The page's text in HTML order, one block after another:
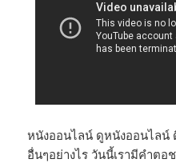
หนังออนไลน์ ดูหนังออนไลน์
อื่นๆอย่างไร วันนี้เรามีคำต